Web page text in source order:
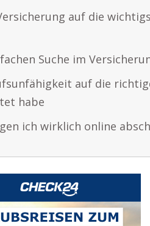
auf die
Suche im
auf die
habe
ich wirklich online